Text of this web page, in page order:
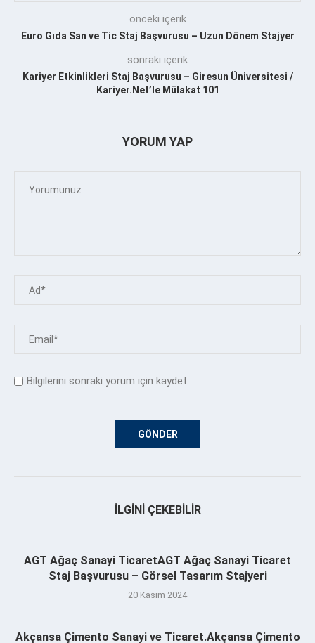
önceki içerik
Euro Gıda San ve Tic Staj Başvurusu – Uzun Dönem Stajyer
sonraki içerik
Kariyer Etkinlikleri Staj Başvurusu – Giresun Üniversitesi /
Kariyer.Net’le Mülakat 101
YORUM YAP
Bilgilerini sonraki yorum için kaydet.
İLGINI ÇEKEBILIR
AGT Ağaç Sanayi TicaretAGT Ağaç Sanayi Ticaret
Staj Başvurusu – Görsel Tasarım Stajyeri
20 Kasım 2024
Akçansa Çimento Sanayi ve Ticaret.Akçansa Çimento